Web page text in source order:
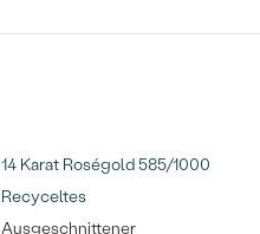
14 Karat Roségold 585/1000
Recyceltes
Ausgeschnittener